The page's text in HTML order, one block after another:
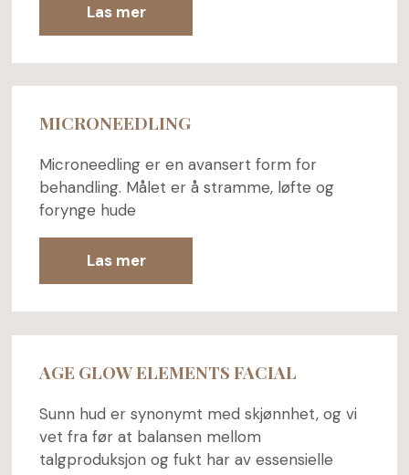
Las mer
MICRONEEDLING
Microneedling er en avansert form for
behandling. Målet er å stramme, løfte og
forynge hude
Las mer
AGE GLOW ELEMENTS FACIAL
Sunn hud er synonymt med skjønnhet, og vi
vet fra før at balansen mellom
talgproduksjon og fukt har av essensielle